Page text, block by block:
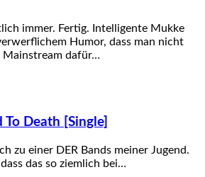
immer. Fertig. Intelligente Mukke
Humor, dass man nicht
Mainstream dafür…
Death [Single]
zu einer DER Bands meiner Jugend.
das so ziemlich bei…